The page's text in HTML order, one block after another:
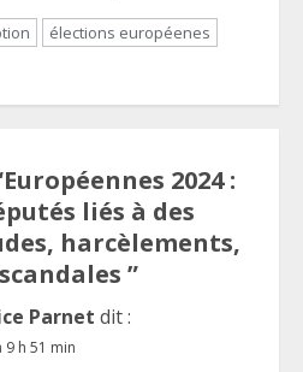
élections européenes
Européennes 2024 :
liés à des
harcèlements,
”
Parnet dit :
9 h 51 min